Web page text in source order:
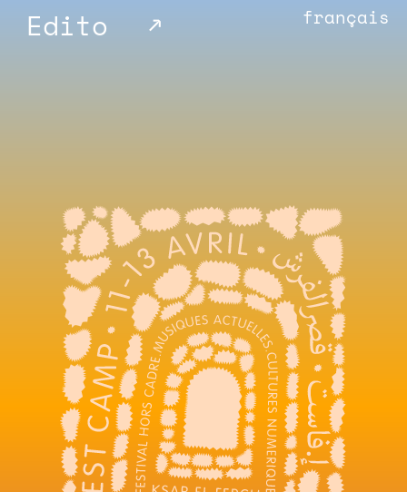
Edito ↑ français